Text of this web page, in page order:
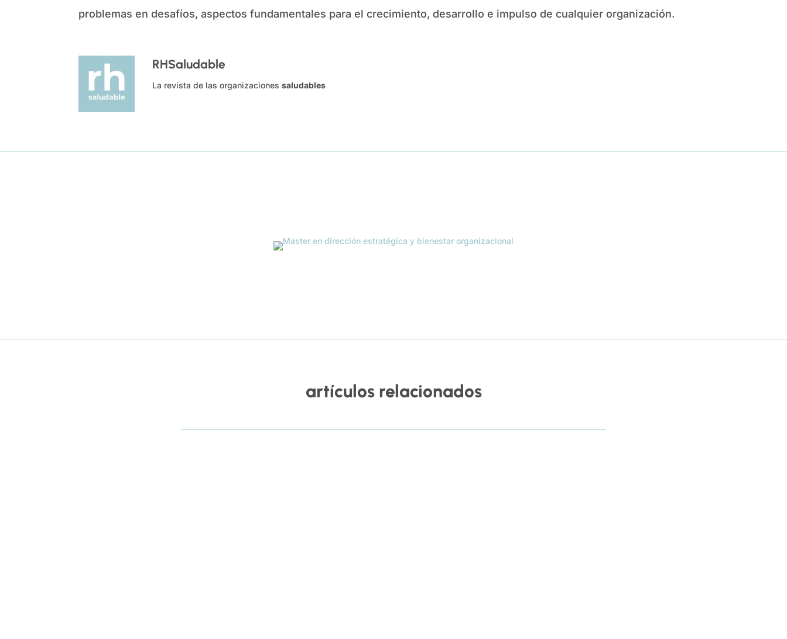
problemas en desafíos, aspectos fundamentales para el crecimiento, desarrollo e impulso de cualquier organización.
RHSaludable
La revista de las organizacionessaludables
artículos relacionados